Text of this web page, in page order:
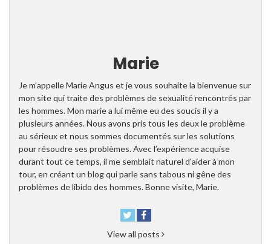
Marie
Je m’appelle Marie Angus et je vous souhaite la bienvenue sur
mon site qui traite des problèmes de sexualité rencontrés par
les hommes. Mon marie a lui même eu des soucis il y a
plusieurs années. Nous avons pris tous les deux le problème
au sérieux et nous sommes documentés sur les solutions
pour résoudre ses problèmes. Avec l’expérience acquise
durant tout ce temps, il me semblait naturel d'aider à mon
tour, en créant un blog qui parle sans tabous ni gêne des
problèmes de libido des hommes. Bonne visite, Marie.
View all posts